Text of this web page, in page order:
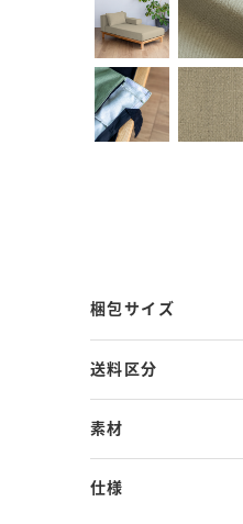
梱包サイズ
送料区分
素材
仕様